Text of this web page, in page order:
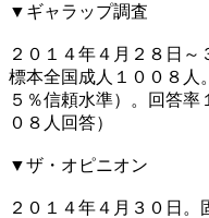
▼ギャラップ調査
２０１４年４月２８日
標本全国成人１００８人
５％信頼水準）。回答率
０８人回答）
▼ザ・オピニオン
２０１４年４月３０日